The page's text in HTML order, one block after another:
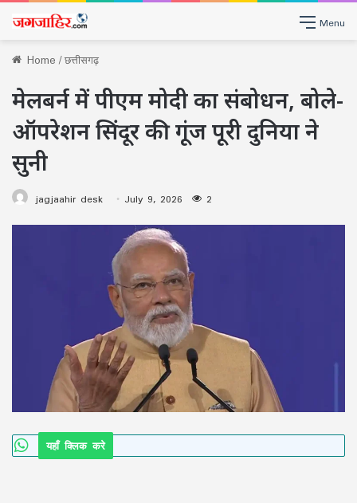
Menu
Home/छत्तीसगढ़
मेलबर्न में पीएम मोदी का संबोधन, बोले-
ऑपरेशन सिंदूर की गूंज पूरी दुनिया ने
सुनी
jagjaahir desk July 9, 2026 2
यहाँ क्लिक करे